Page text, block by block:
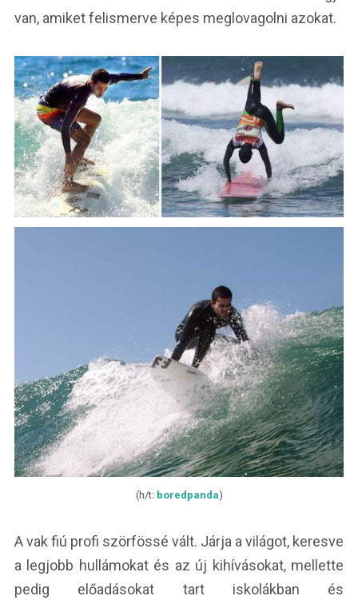
van, amiket felismerve képes meglovagolni azokat.
(h/t: boredpanda)
A vak fiú profi szörfössé vált. Járja a világot, keresve
a legjobb hullámokat és az új kihívásokat, mellette
pedig előadásokat tart iskolákban és